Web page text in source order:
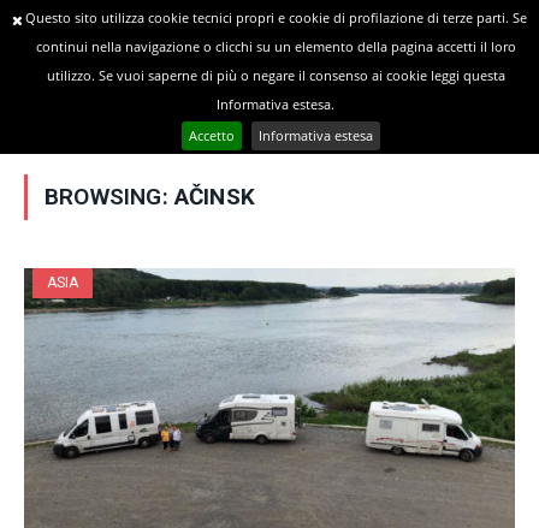
Posts Tagged "Ačinsk"
BROWSING:AČINSK
ASIA
Questo sito utilizza cookie tecnici propri e cookie di profilazione di terze parti. Se
continui nella navigazione o clicchi su un elemento della pagina accetti il loro
utilizzo. Se vuoi saperne di più o negare il consenso ai cookie leggi questa
Informativa estesa.
Accetto
Informativa estesa